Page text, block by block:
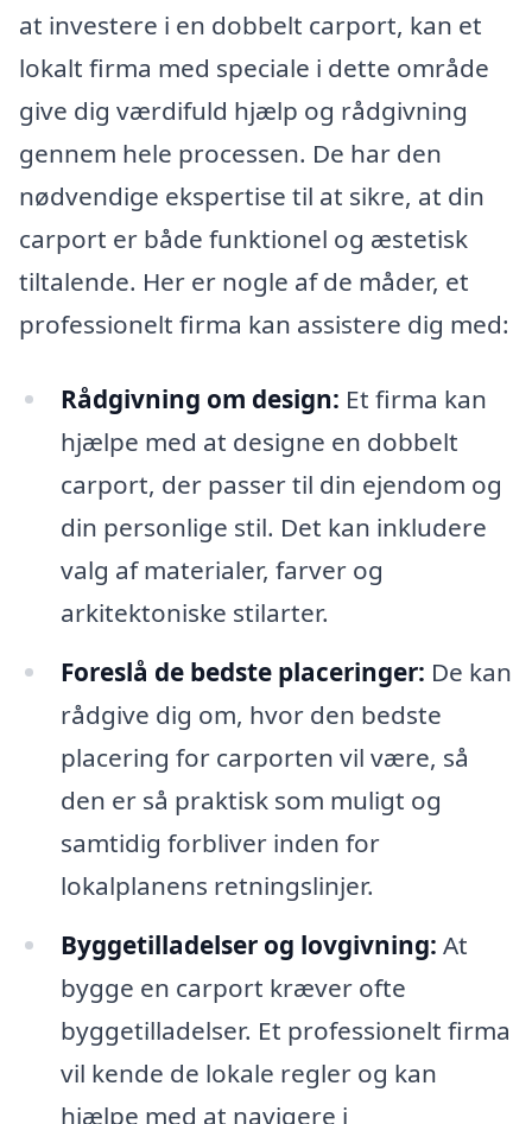
at investere i en dobbelt carport, kan et
lokalt firma med speciale i dette område
give dig værdifuld hjælp og rådgivning
gennem hele processen. De har den
nødvendige ekspertise til at sikre, at din
carport er både funktionel og æstetisk
tiltalende. Her er nogle af de måder, et
professionelt firma kan assistere dig med:
Rådgivning om design: Et firma kan
hjælpe med at designe en dobbelt
carport, der passer til din ejendom og
din personlige stil. Det kan inkludere
valg af materialer, farver og
arkitektoniske stilarter.
Foreslå de bedste placeringer: De kan
rådgive dig om, hvor den bedste
placering for carporten vil være, så
den er så praktisk som muligt og
samtidig forbliver inden for
lokalplanens retningslinjer.
Byggetilladelser og lovgivning: At
bygge en carport kræver ofte
byggetilladelser. Et professionelt firma
vil kende de lokale regler og kan
hjælpe med at navigere i